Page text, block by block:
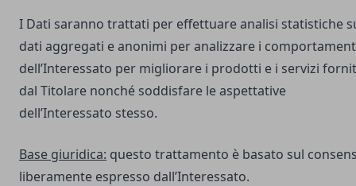
I Dati saranno trattati per effettuare analisi statistiche
dati aggregati e anonimi per analizzare i
dell’Interessato per migliorare i prodotti e i servizi
dal Titolare nonché soddisfare le aspettative
dell’Interessato stesso.
Base giuridica: questo trattamento è basato sul
liberamente espresso dall’Interessato.